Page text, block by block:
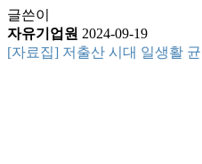
글쓴이
자유기업원 2024-09-19
[자료집] 저출산 시대 일생활